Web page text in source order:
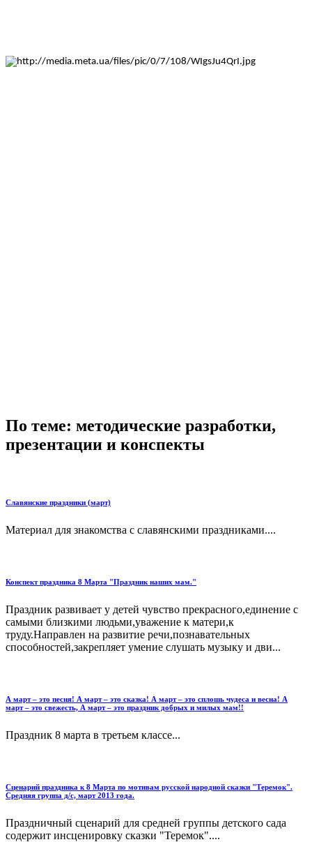
По теме: методические разработки,
презентации и конспекты
Славянские праздники (март)
Материал для знакомства с славянскими праздниками....
Конспект праздника 8 Марта "Праздник наших мам."
Праздник развивает у детей чувство прекрасного,единение с
самыми близкими людьми,уважение к матери,к
труду.Направлен на развитие речи,познавательных
способностей,закрепляет умение слушать музыку и дви...
А март – это песня! А март – это сказка! А март – это сплошь чудеса и весна! А
март – это свежесть, А март – это праздник добрых и милых мам!!
Праздник 8 марта в третьем классе...
Сценарий праздника к 8 Марта по мотивам русской народной сказки "Теремок".
Средняя группа д/с, март 2013 года.
Праздничный сценарий для средней группы детского сада
содержит инсценировку сказки "Теремок"....